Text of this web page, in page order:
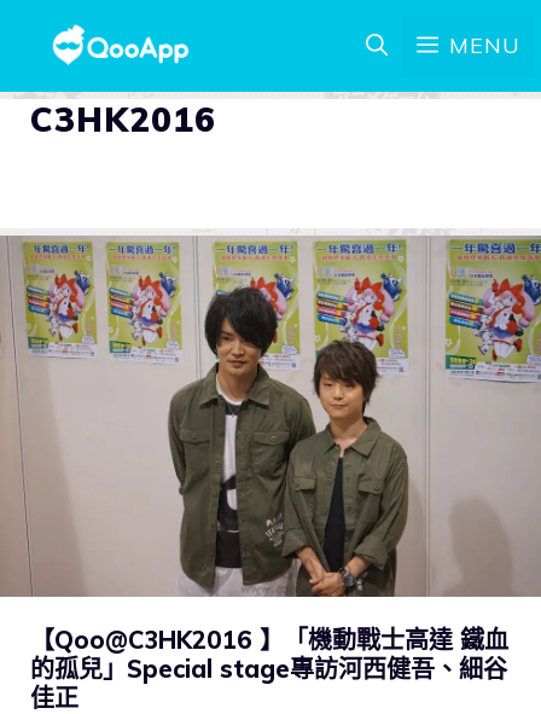
MENU
C3HK2016
【Qoo@C3HK2016 】「機動戰士高達 鐵血
的孤兒」Special stage專訪河西健吾、細谷
佳正